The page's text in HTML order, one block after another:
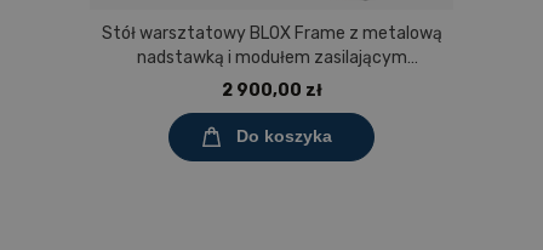
Stół warsztatowy BLOX Frame z metalową
nadstawką i modułem zasilającym
Prostokąt 1200x600 mm, rozmiar 4-6, blat
2 900,00 zł
Do koszyka